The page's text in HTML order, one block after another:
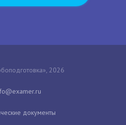
2026
документы